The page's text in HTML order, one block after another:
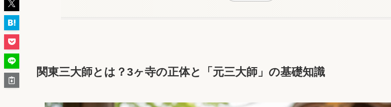
関東三大師とは？3ヶ寺の正体と「元三大師」の基礎知識